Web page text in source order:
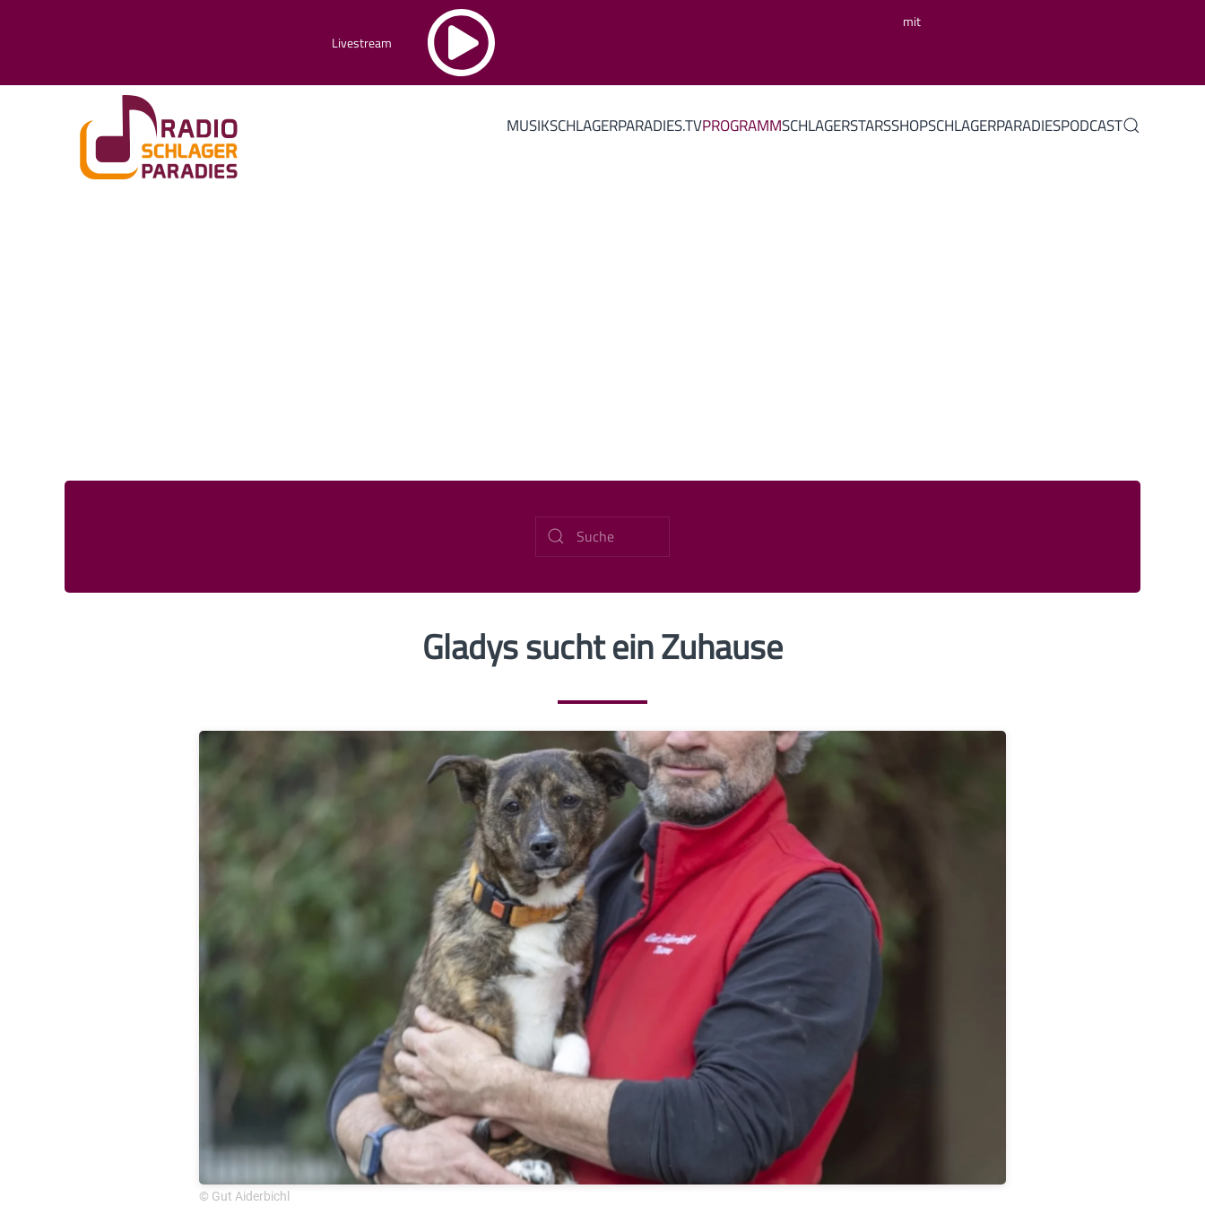
Livestream
mit
MUSIKSCHLAGERPARADIES.TVPROGRAMMSCHLAGERSTARSSHOPSCHLAGERPARADIESPODCAST
Gladys sucht ein Zuhause
© Gut Aiderbichl